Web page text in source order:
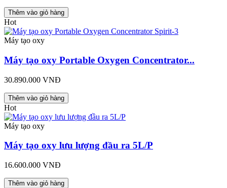
Thêm vào giỏ hàng
Hot
Máy tạo oxy
Máy tạo oxy Portable Oxygen Concentrator...
30.890.000 VNĐ
Thêm vào giỏ hàng
Hot
Máy tạo oxy
Máy tạo oxy lưu lượng đầu ra 5L/P
16.600.000 VNĐ
Thêm vào giỏ hàng